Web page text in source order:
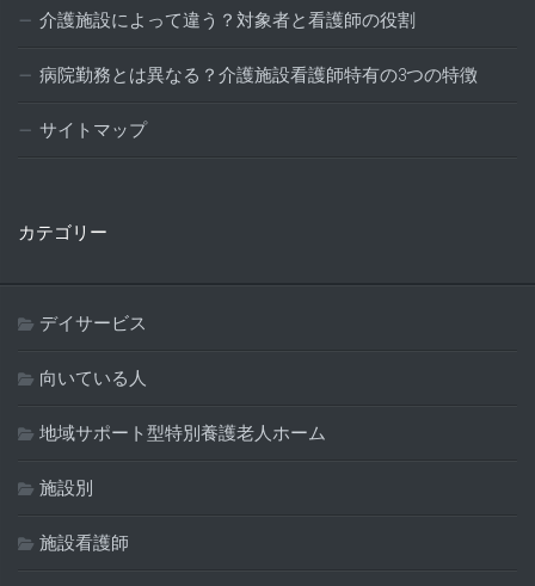
介護施設によって違う？対象者と看護師の役割
病院勤務とは異なる？介護施設看護師特有の3つの特徴
サイトマップ
カテゴリー
デイサービス
向いている人
地域サポート型特別養護老人ホーム
施設別
施設看護師